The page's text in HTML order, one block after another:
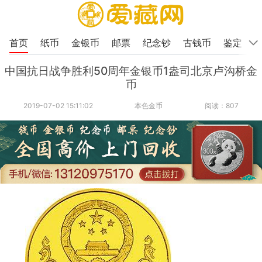
首页 纸币 金银币 邮票 纪念钞 古钱币 鉴定
中国抗日战争胜利50周年金银币1盎司北京卢沟桥金
币
2019-07-02 15:11:02 本色金币 阅读：807